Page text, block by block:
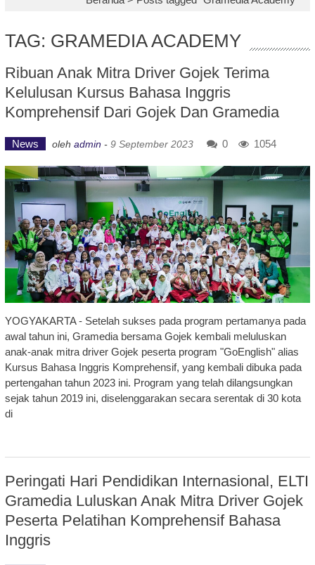
TAG: GRAMEDIA ACADEMY
Ribuan Anak Mitra Driver Gojek Terima
Kelulusan Kursus Bahasa Inggris
Komprehensif Dari Gojek Dan Gramedia
News oleh admin - 9 September 2023 0 1054
YOGYAKARTA - Setelah sukses pada program pertamanya pada
awal tahun ini, Gramedia bersama Gojek kembali meluluskan
anak-anak mitra driver Gojek peserta program "GoEnglish" alias
Kursus Bahasa Inggris Komprehensif, yang kembali dibuka pada
pertengahan tahun 2023 ini. Program yang telah dilangsungkan
sejak tahun 2019 ini, diselenggarakan secara serentak di 30 kota
di
Peringati Hari Pendidikan Internasional, ELTI
Gramedia Luluskan Anak Mitra Driver Gojek
Peserta Pelatihan Komprehensif Bahasa
Inggris